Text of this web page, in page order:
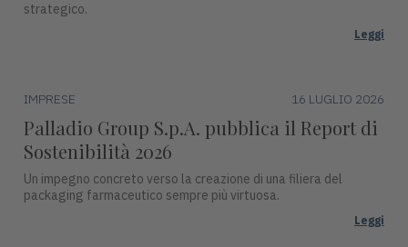
strategico.
Leggi
IMPRESE 16 LUGLIO 2026
Palladio Group S.p.A. pubblica il Report di
Sostenibilità 2026
Un impegno concreto verso la creazione di una filiera del
packaging farmaceutico sempre più virtuosa.
Leggi